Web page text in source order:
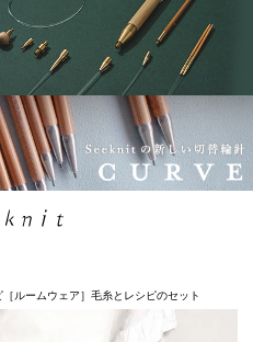
ルームウェア］毛糸とレシピのセット